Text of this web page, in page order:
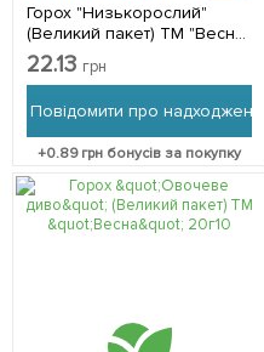
Горох "Низькорослий"
(Великий пакет) ТМ "Весна"
20г
22.13 грн
Повідомити про надходження
+0.89грн бонусів за покупку